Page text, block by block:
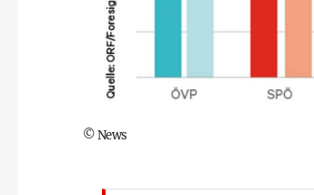
©News